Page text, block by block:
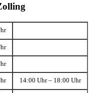
14:00 Uhr – 18:00 Uhr